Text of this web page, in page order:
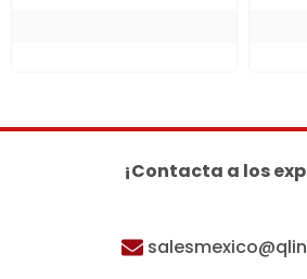
¡Contacta a los